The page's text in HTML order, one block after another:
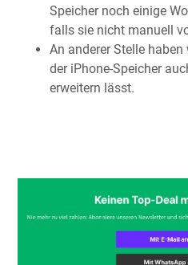
Speicher noch einige
falls sie nicht manuell
An anderer Stelle
der iPhone-Speicher
erweitern lässt.